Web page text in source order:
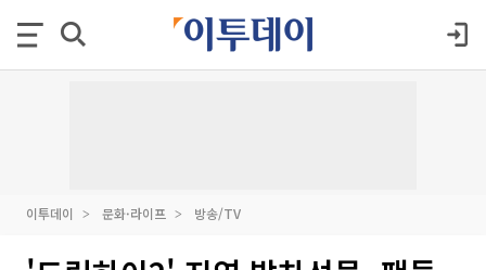
이투데이 문화·라이프 방송/TV